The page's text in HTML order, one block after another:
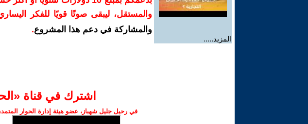
المزيد.....
والمستقل، ليبقى صوتًا قويًا للفكر
والمشاركة في دعم هذا المشروع.
اشترك في قناة
في رحيل جليل شهباز، عضو هيئة إدارة الحوار